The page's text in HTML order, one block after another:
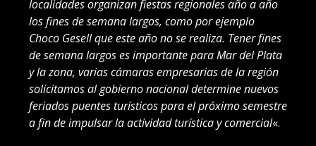
localidades organizan fiestas regionales año a año
los fines de semana largos, como por ejemplo
Choco Gesell que este año no se realiza. Tener fines
de semana largos es importante para Mar del Plata
y la zona, varias cámaras empresarias de la región
solicitamos al gobierno nacional determine nuevos
feriados puentes turísticos para el próximo semestre
a fin de impulsar la actividad turística y comercial«.